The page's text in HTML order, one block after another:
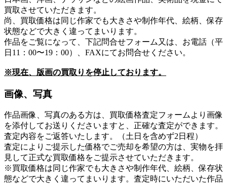
買取させていただきます。
尚、買取価格は同じ作家でも大きさや制作年代、絵柄、保存
状態などで大きく違ってまいります。
作品をご覧になって、下記問合せフォーム又は、お電話（平
日11：00〜19：00）、FAXにてお問合せください。
※現在、版画の買取りを停止しております。
画像、写真
作品画像、写真のある方は、買取価格査定フォームより画像
を添付してお送りくださいますと、正確な査定ができます。
査定内容をご返答いたします。（土日を含めず2日程）
査定によりご提示した価格でご売却を希望の方は、実物を拝
見して正式な買取価格をご提示させていただきます。
※買取価格は同じ作家でも大きさや制作年代、絵柄、保存状
態などで大きく違ってまいります。査定時にいただいた作品